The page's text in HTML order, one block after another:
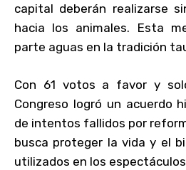
capital deberán realizarse
hacia los animales. Esta
parte aguas en la tradición
Con 61 votos a favor y
Congreso logró un acuerdo
de intentos fallidos por
busca proteger la vida y el
utilizados en los